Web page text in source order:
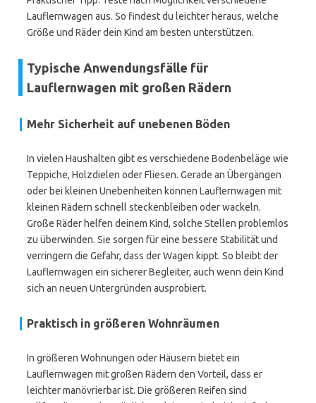
Lauflernwagen aus. So findest du leichter heraus, welche
Größe und Räder dein Kind am besten unterstützen.
Typische Anwendungsfälle für
Lauflernwagen mit großen Rädern
Mehr Sicherheit auf unebenen Böden
In vielen Haushalten gibt es verschiedene Bodenbeläge wie
Teppiche, Holzdielen oder Fliesen. Gerade an Übergängen
oder bei kleinen Unebenheiten können Lauflernwagen mit
kleinen Rädern schnell steckenbleiben oder wackeln.
Große Räder helfen deinem Kind, solche Stellen problemlos
zu überwinden. Sie sorgen für eine bessere Stabilität und
verringern die Gefahr, dass der Wagen kippt. So bleibt der
Lauflernwagen ein sicherer Begleiter, auch wenn dein Kind
sich an neuen Untergründen ausprobiert.
Praktisch in größeren Wohnräumen
In größeren Wohnungen oder Häusern bietet ein
Lauflernwagen mit großen Rädern den Vorteil, dass er
leichter manövrierbar ist. Die größeren Reifen sind